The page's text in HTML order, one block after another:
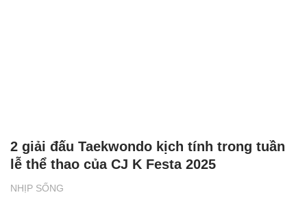
NHỊP SỐNG
2 giải đấu Taekwondo kịch tính trong tuần
lễ thể thao của CJ K Festa 2025